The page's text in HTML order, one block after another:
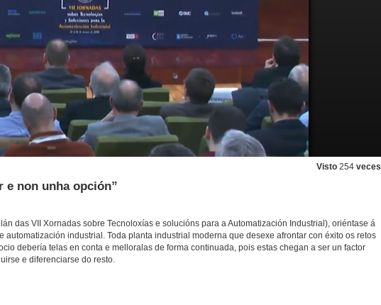
Visto 254 veces
e non unha opción”
das VII Xornadas sobre Tecnoloxías e solucións para a Automatización Industrial), oriéntase á
industrial. Toda planta industrial moderna que desexe afrontar con éxito os retos
debería telas en conta e melloralas de forma continuada, pois estas chegan a ser un factor
e diferenciarse do resto.